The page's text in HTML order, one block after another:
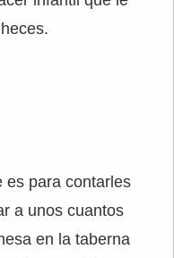
es para contarles
a unos cuantos
en la taberna